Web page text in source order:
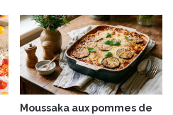
Moussaka aux pommes de